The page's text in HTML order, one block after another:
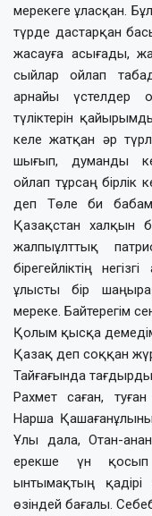
мерекеге ұласқан.
түрде дастарқан
жасауға асығады,
сыйлар ойлап
арнайы үстелдер
түліктерін
келе жатқан әр
шығып, думанды
ойлап тұрсаң бірлік
деп Төле би
Қазақстан халқын
жалпыұлттық
бірегейліктің
ұлысты бір
мереке. Байтерегім
Қолым қысқа
Қазақ деп соққан
Тайғағында
Рахмет саған,
Нарша
Ұлы дала, Отан-
ерекше үн қосып
ынтымақтың
өзіндей бағалы.